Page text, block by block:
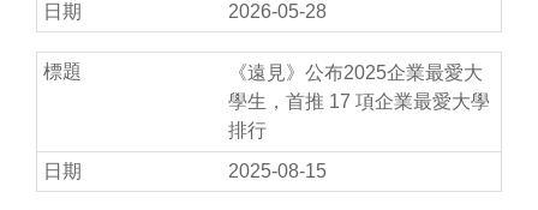
2026-05-28
《遠見》公布2025企業最愛大
學生，首推 17 項企業最愛大學
排行
2025-08-15